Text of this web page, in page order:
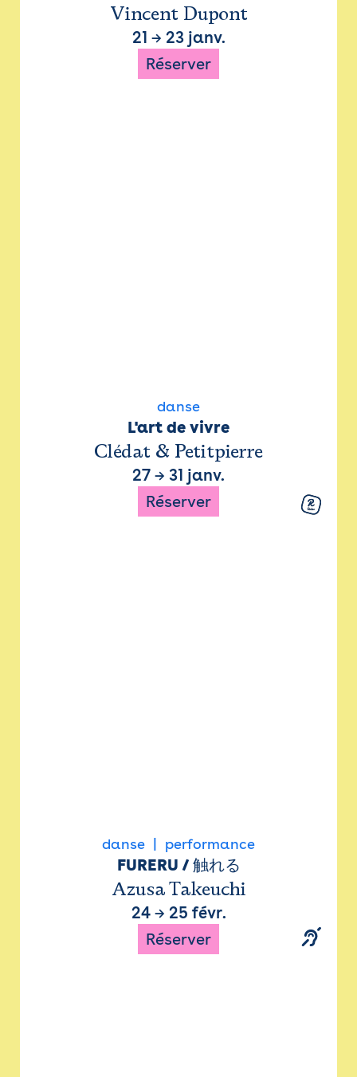
Vincent Dupont
21 → 23 janv.
Réserver
danse
L'art de vivre
Clédat & Petitpierre
27 → 31 janv.
Réserver
danse performance
FURERU / 触れる
Azusa Takeuchi
24→ 25 févr.
Réserver